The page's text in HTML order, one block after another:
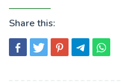
Share this: